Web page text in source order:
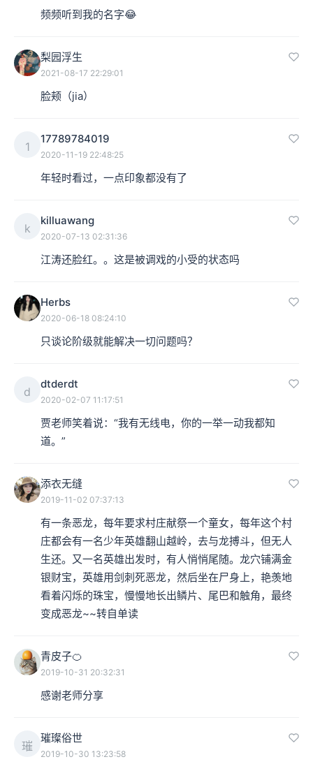
我自己在农村生活过，知道杀猪对农民来说是一件大事。
几十年以后，农民虽然自己养猪，但也还是无权自己杀猪
的，因为猪是统购统销物资。
本集编辑：天真 朵夫
频频听到我的名字😂
梨园浮生
2021-08-17 22:29:01
脸颊（jia）
1
17789784019
2020-11-19 22:48:25
年轻时看过，一点印象都没有了
k
killuawang
2020-07-13 02:31:36
江涛还脸红。。这是被调戏的小受的状态吗
Herbs
2020-06-18 08:24:10
只谈论阶级就能解决一切问题吗？
d
dtderdt
2020-02-07 11:17:51
贾老师笑着说：“我有无线电，你的一举一动我都知
道。”
添衣无缝
2019-11-02 07:37:13
有一条恶龙，每年要求村庄献祭一个童女，每年这个村
庄都会有一名少年英雄翻山越岭，去与龙搏斗，但无人
生还。又一名英雄出发时，有人悄悄尾随。龙穴铺满金
银财宝，英雄用剑刺死恶龙，然后坐在尸身上，艳羡地
看着闪烁的珠宝，慢慢地长出鳞片、尾巴和触角，最终
变成恶龙~~转自单读
青皮子🍊
2019-10-31 20:32:31
感谢老师分享
璀
璀璨俗世
2019-10-30 13:23:58